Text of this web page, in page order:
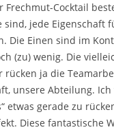
Frechmut-Cocktail
sind, jede Eigenschaft
Die Einen sind im
(zu) wenig. Die
rücken ja die
unsere Abteilung.
etwas gerade zu
Diese fantastische